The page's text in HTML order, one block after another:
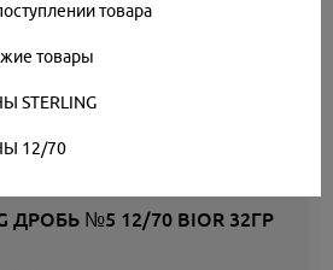
товара
товары
STERLING
12/70
ДРОБЬ №5 12/70 BIOR 32ГР